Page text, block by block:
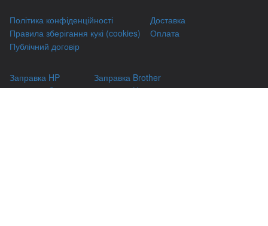
Політика конфіденційності
Правила зберігання кукі (cookies)
Публічний договір
Доставка
Оплата
Заправка HP
Заправка Canon
Заправка Brother
Заправка Xerox